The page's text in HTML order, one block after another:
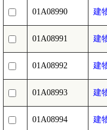
の協議
01A08990 建
01A08991 建
01A08992 建
01A08993 建
01A08994 建